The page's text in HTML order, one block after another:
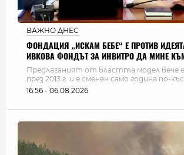
ВАЖНО ДНЕС
ФОНДАЦИЯ „ИСКАМ БЕБЕ“ Е ПРОТИВ
ИВКОВА ФОНДЪТ ЗА ИНВИТРО ДА МИНЕ
Предлаганият от властта модел вече е
през 2013 г. и е сменен само година по-
16:56 - 06.08.2026